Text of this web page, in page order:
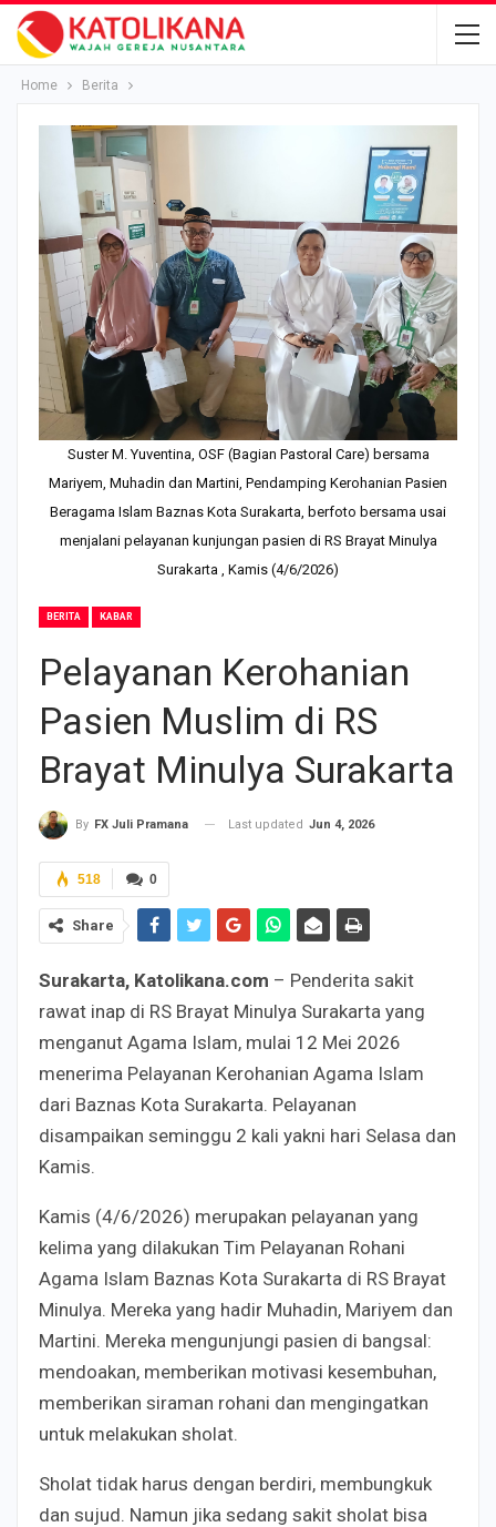
Home Berita
Suster M. Yuventina, OSF (Bagian Pastoral Care) bersama
Mariyem, Muhadin dan Martini, Pendamping Kerohanian Pasien
Beragama Islam Baznas Kota Surakarta, berfoto bersama usai
menjalani pelayanan kunjungan pasien di RS Brayat Minulya
Surakarta , Kamis (4/6/2026)
BERITA KABAR
Pelayanan Kerohanian
Pasien Muslim di RS
Brayat Minulya Surakarta
By FX Juli Pramana Last updated Jun 4, 2026
0
518
Share
Surakarta, Katolikana.com – Penderita sakit
rawat inap di RS Brayat Minulya Surakarta yang
menganut Agama Islam, mulai 12 Mei 2026
menerima Pelayanan Kerohanian Agama Islam
dari Baznas Kota Surakarta. Pelayanan
disampaikan seminggu 2 kali yakni hari Selasa dan
Kamis.
Kamis (4/6/2026) merupakan pelayanan yang
kelima yang dilakukan Tim Pelayanan Rohani
Agama Islam Baznas Kota Surakarta di RS Brayat
Minulya. Mereka yang hadir Muhadin, Mariyem dan
Martini. Mereka mengunjungi pasien di bangsal:
mendoakan, memberikan motivasi kesembuhan,
memberikan siraman rohani dan mengingatkan
untuk melakukan sholat.
Sholat tidak harus dengan berdiri, membungkuk
dan sujud. Namun jika sedang sakit sholat bisa